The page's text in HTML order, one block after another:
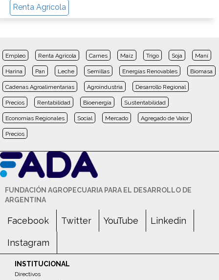
Renta Agrícola
Empleo Renta Agrícola Carnes Maíz Trigo Soja Maní
Harina Pan Leche Semillas Energías Renovables Biomasa
Cadenas Agroalimentarias Agroindustria Desarrollo Regional
Precios Rentabilidad Bioenergía Sustentabilidad
Economías Regionales Social Mercado Agregado de Valor
Precios
FUNDACIÓN AGROPECUARIA PARA EL DESARROLLO DE
ARGENTINA
Facebook Twitter YouTube Linkedin
Instagram
INSTITUCIONAL
Directivos